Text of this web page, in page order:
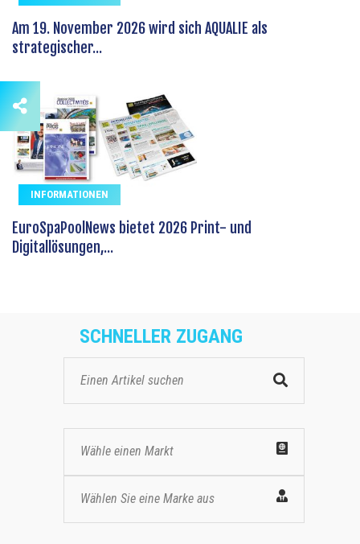
Am 19. November 2026 wird sich AQUALIE als
strategischer...
INFORMATIONEN
EuroSpaPoolNews bietet 2026 Print- und
Digitallösungen,...
SCHNELLER ZUGANG
Wähle einen Markt
Wählen Sie eine Marke aus